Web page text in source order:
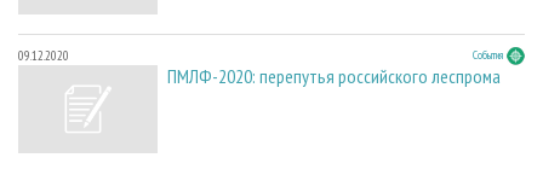
09.12.2020 События
ПМЛФ-2020: перепутья российского леспрома